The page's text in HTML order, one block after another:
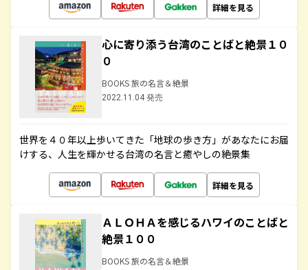
詳細を見る
心に寄り添う台湾のことばと絶景１０
０
BOOKS 旅の名言＆絶景
2022.11.04 発売
世界を４０年以上歩いてきた「地球の歩き方」があなたにお届
けする、人生を輝かせる台湾の名言と癒やしの絶景集
詳細を見る
ＡＬＯＨＡを感じるハワイのことばと
絶景１００
BOOKS 旅の名言＆絶景